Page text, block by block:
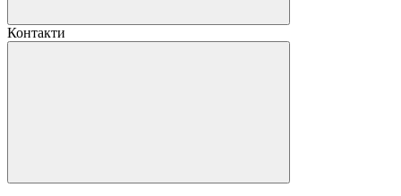
Контакти